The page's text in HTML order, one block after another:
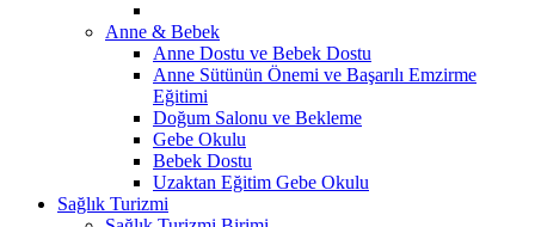
Anne & Bebek
Anne Dostu ve Bebek Dostu
Anne Sütünün Önemi ve Başarılı Emzirme
Eğitimi
Doğum Salonu ve Bekleme
Gebe Okulu
Bebek Dostu
Uzaktan Eğitim Gebe Okulu
Sağlık Turizmi